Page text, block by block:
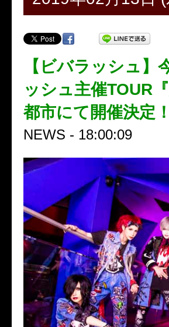
【ビバラッシュ
ッシュ主催TOUR
都市にて開催決定！
NEWS - 18:00:09